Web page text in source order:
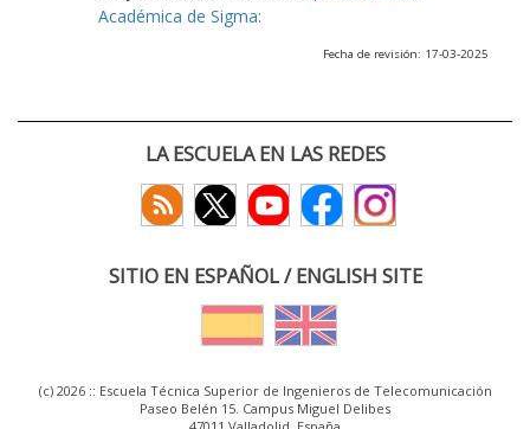
Académica de Sigma:
Fecha de revisión: 17-03-2025
LA ESCUELA EN LAS REDES
SITIO EN ESPAÑOL / ENGLISH SITE
(c) 2026 :: Escuela Técnica Superior de Ingenieros de Telecomunicación
Paseo Belén 15. Campus Miguel Delibes